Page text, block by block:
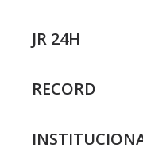
JR 24H
RECORD